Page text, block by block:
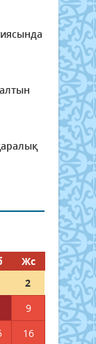
Жс
2
9
16